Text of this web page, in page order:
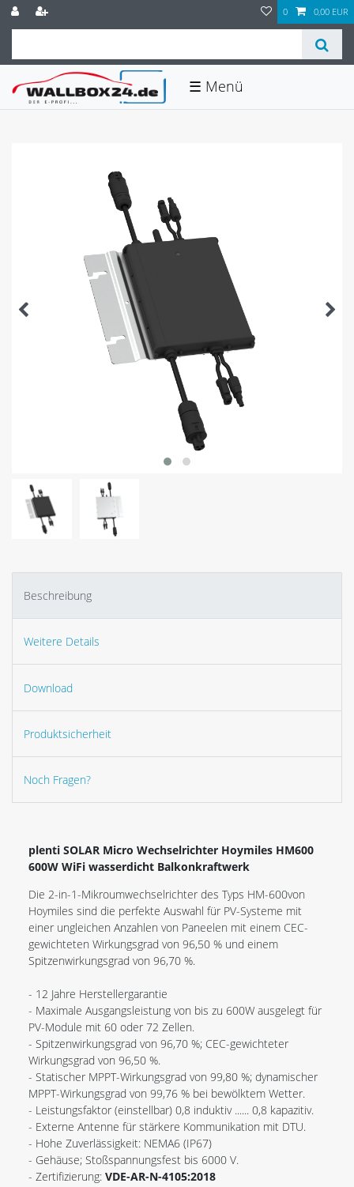
0 0,00 EUR
☰
Beschreibung
Weitere Details
Download
Produktsicherheit
Noch Fragen?
plenti SOLAR Micro Wechselrichter Hoymiles HM600
600W WiFi wasserdicht Balkonkraftwerk
Die 2-in-1-Mikroumwechselrichter des Typs HM-600von
Hoymiles sind die perfekte Auswahl für PV-Systeme mit
einer ungleichen Anzahlen von Paneelen mit einem CEC-
gewichteten Wirkungsgrad von 96,50 % und einem
Spitzenwirkungsgrad von 96,70 %.
- 12 Jahre Herstellergarantie
- Maximale Ausgangsleistung von bis zu 600W ausgelegt für
PV-Module mit 60 oder 72 Zellen.
- Spitzenwirkungsgrad von 96,70 %; CEC-gewichteter
Wirkungsgrad von 96,50 %.
- Statischer MPPT-Wirkungsgrad von 99,80 %; dynamischer
MPPT-Wirkungsgrad von 99,76 % bei bewölktem Wetter.
- Leistungsfaktor (einstellbar) 0,8 induktiv ...... 0,8 kapazitiv.
- Externe Antenne für stärkere Kommunikation mit DTU.
- Hohe Zuverlässigkeit: NEMA6 (IP67)
- Gehäuse; Stoßspannungsfest bis 6000 V.
- Zertifizierung: VDE-AR-N-4105:2018